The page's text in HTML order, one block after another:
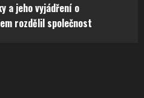
a jeho vyjádření o
rozdělil společnost